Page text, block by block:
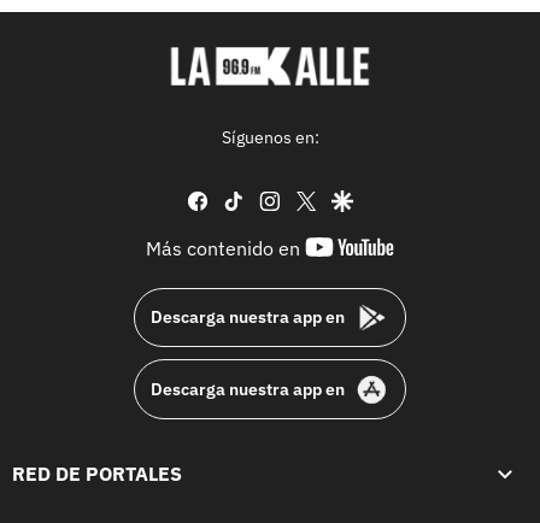
Síguenos en:
facebook
tiktok instagram
twittergoogle
Más contenido en
youtube-
Descarga nuestra app en
Descarga nuestra app en
RED DE PORTALES